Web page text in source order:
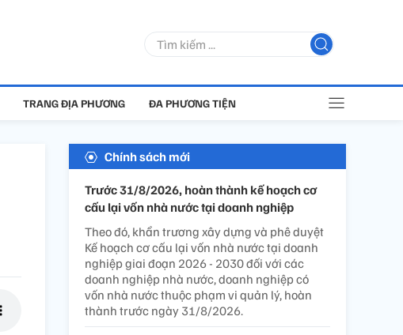
TRANG ĐỊA PHƯƠNG ĐA PHƯƠNG TIỆN
Chính sách mới
Trước 31/8/2026, hoàn thành kế hoạch cơ
cấu lại vốn nhà nước tại doanh nghiệp
Theo đó, khẩn trương xây dựng và phê duyệt
Kế hoạch cơ cấu lại vốn nhà nước tại doanh
nghiệp giai đoạn 2026 - 2030 đối với các
doanh nghiệp nhà nước, doanh nghiệp có
vốn nhà nước thuộc phạm vi quản lý, hoàn
thành trước ngày 31/8/2026.